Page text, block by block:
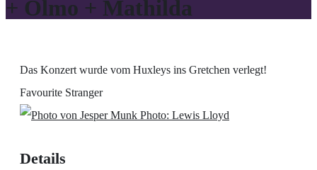
+ Olmo + Mathilda
Das Konzert wurde vom Huxleys ins Gretchen verlegt!
Favourite Stranger
Photo: Lewis Lloyd
Details